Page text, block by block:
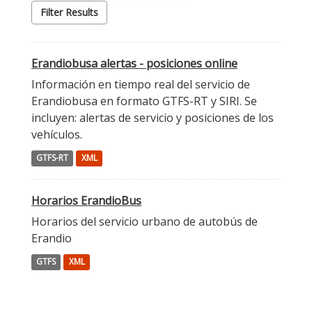
Filter Results
Erandiobusa alertas - posiciones online
Información en tiempo real del servicio de
Erandiobusa en formato GTFS-RT y SIRI. Se
incluyen: alertas de servicio y posiciones de los
vehículos.
GTFS-RT XML
Horarios ErandioBus
Horarios del servicio urbano de autobús de
Erandio
GTFS XML